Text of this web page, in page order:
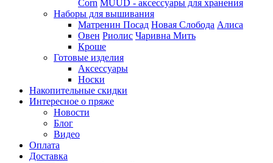
Corn MUUD - аксессуары для хранения
Наборы для вышивания
Матренин Посад Новая Слобода Алиса
Овен Риолис Чаривна Мить
Кроше
Готовые изделия
Аксессуары
Носки
Накопительные скидки
Интересное о пряже
Новости
Блог
Видео
Оплата
Доставка